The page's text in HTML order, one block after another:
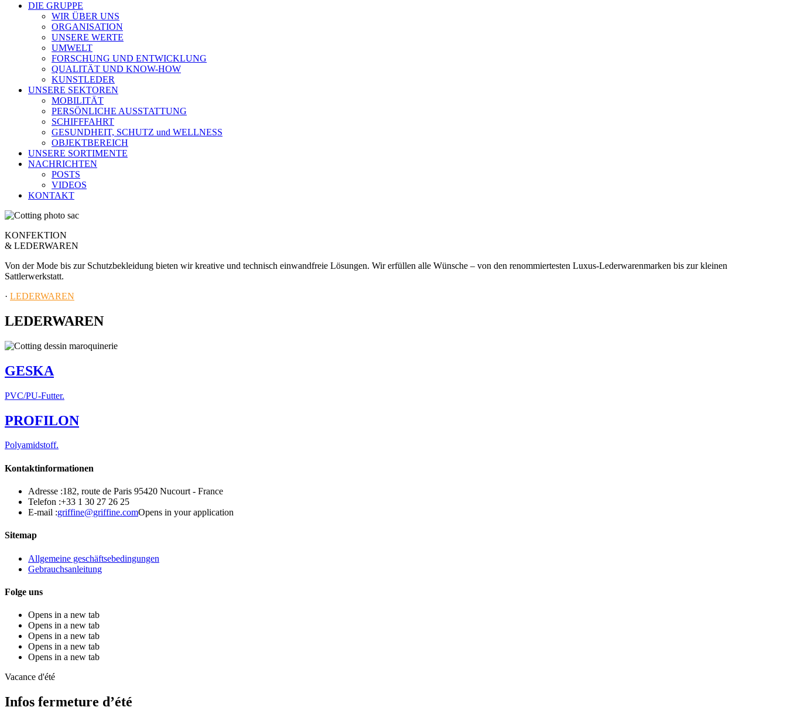
DIE GRUPPE
WIR ÜBER UNS
ORGANISATION
UNSERE WERTE
UMWELT
FORSCHUNG UND ENTWICKLUNG
QUALITÄT UND KNOW-HOW
KUNSTLEDER
UNSERE SEKTOREN
MOBILITÄT
PERSÖNLICHE AUSSTATTUNG
SCHIFFFAHRT
GESUNDHEIT, SCHUTZ und WELLNESS
OBJEKTBEREICH
UNSERE SORTIMENTE
NACHRICHTEN
POSTS
VIDEOS
KONTAKT
KONFEKTION
& LEDERWAREN
Von der Mode bis zur Schutzbekleidung bieten wir kreative und technisch einwandfreie Lösungen. Wir erfüllen alle Wünsche – von den renommiertesten Luxus-Lederwarenmarken bis zur kleinen
Sattlerwerkstatt.
· LEDERWAREN
LEDERWAREN
GESKA
PVC/PU-Futter.
PROFILON
Polyamidstoff.
Kontaktinformationen
Adresse :182, route de Paris 95420 Nucourt - France
Telefon :+33 1 30 27 26 25
E-mail :griffine@griffine.comOpens in your application
Sitemap
Allgemeine geschäftsebedingungen
Gebrauchsanleitung
Folge uns
Opens in a new tab
Opens in a new tab
Opens in a new tab
Opens in a new tab
Opens in a new tab
Vacance d'été
Infos fermeture d’été